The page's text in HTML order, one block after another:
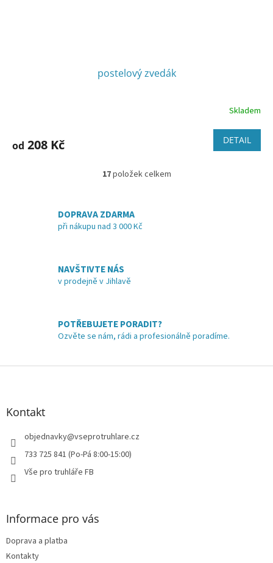
postelový zvedák
je
Skladem
od 208 Kč DETAIL
O
d
y
v
ý
i
17položek celkem
DOPRAVA ZDARMA
při nákupu nad 3 000 Kč
NAVŠTIVTE NÁS
v prodejně v Jihlavě
POTŘEBUJETE PORADIT?
Ozvěte se nám, rádi a profesionálně poradíme.
Z
Kontakt
objednavky@vseprotruhlare.cz
733 725 841 (Po-Pá 8:00-15:00)
Vše pro truhláře FB
Informace pro vás
Doprava a platba
Kontakty